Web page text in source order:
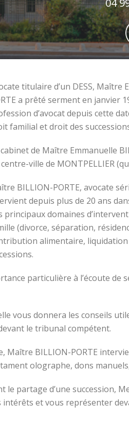
04
titulaire d’un DESS, Maître
a prêté serment en janvier
d’avocat depuis cette
familial et droit des
de Maître Emmanuelle
ville de MONTPELLIER
BILLION-PORTE, avocate
depuis plus de 20 ans
principaux domaines
(divorce, séparation,
alimentaire,
particulière à l’écoute de
vous donnera les conseils
le tribunal compétent.
Maître BILLION-PORTE
olographe, dons
partage d’une succession,
intérêts et vous représenter